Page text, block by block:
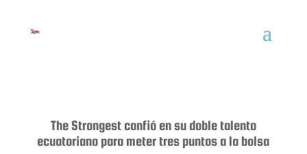
The Strongest confió en su doble talento
ecuatoriano para meter tres puntos a la bolsa